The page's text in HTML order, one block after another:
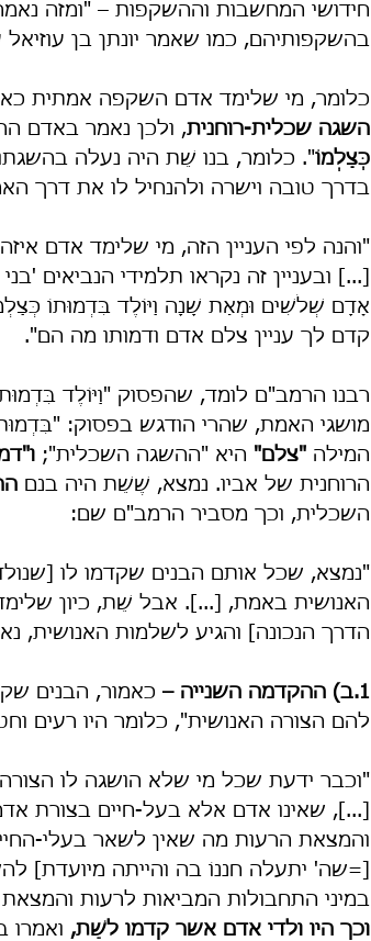
חידושי המחשבות וההשקפות – "ומזה
בהשקפותיהם, כמו שאמר יונתן בן
כלומר, מי שלימד אדם השקפה אמתית
השגה שכלית-רוחנית, ולכן נאמר באדם
כְּצַלְמוֹ". כלומר, בנו שֵׁת היה נעלה
בדרך טובה וישרה ולהנחיל לו את דרך
"והנה לפי העניין הזה, מי שלימד אדם
[...] ובעניין זה נקראו תלמידי הנביאים
אָדָם שְׁלֹשִׁים וּמְאַת שָׁנָה וַיּוֹלֶד בִּדְמוּתוֹ
קדם לך עניין צלם אדם ודמותו מה הם".
רבנו הרמב"ם לומד, שהפסוק "וַיּוֹלֶד
מושגי האמת, שהרי הודגש בפסוק:
המילה "צלם" היא "ההשגה השכלית";
הרוחנית של אביו. נמצא, שֶׁשֵׁת היה בנם
השכלית, וכך מסביר הרמב"ם שם:
"נמצא, שכל אותם הבנים שקדמו לו
האנושית באמת, [...]. אבל שֵׁת, כיון
הדרך הנכונה] והגיע לשלמות האנושית,
1.ב) ההקדמה השנייה –
להם הצורה האנושית", כלומר היו רעים
"וכבר ידעת שכל מי שלא הושגה לו
[...], שאינו אדם אלא בעל-חיים בצורת
והמצאת הרעות מה שאין לשאר בעלי-
[=שה' יתעלה חננוֹ בה והייתה
במיני התחבולות המביאות לרעות והמצאת
וכך היו ולדי אדם אשר קדמו לשֵׁת, ואמרו